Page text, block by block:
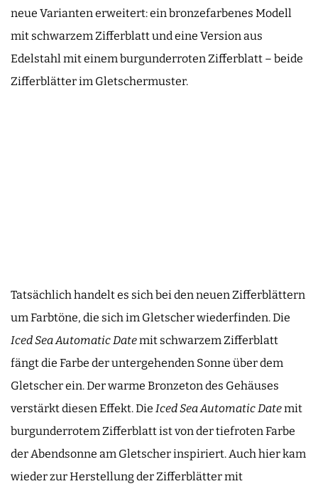
neue Varianten erweitert: ein bronzefarbenes Modell
mit schwarzem Zifferblatt und eine Version aus
Edelstahl mit einem burgunderroten Zifferblatt – beide
Zifferblätter im Gletschermuster.
Tatsächlich handelt es sich bei den neuen Zifferblättern
um Farbtöne, die sich im Gletscher wiederfinden. Die
Iced Sea Automatic Datemit schwarzem Zifferblatt
fängt die Farbe der untergehenden Sonne über dem
Gletscher ein. Der warme Bronzeton des Gehäuses
verstärkt diesen Effekt. Die Iced Sea Automatic Datemit
burgunderrotem Zifferblatt ist von der tiefroten Farbe
der Abendsonne am Gletscher inspiriert. Auch hier kam
wieder zur Herstellung der Zifferblätter mit